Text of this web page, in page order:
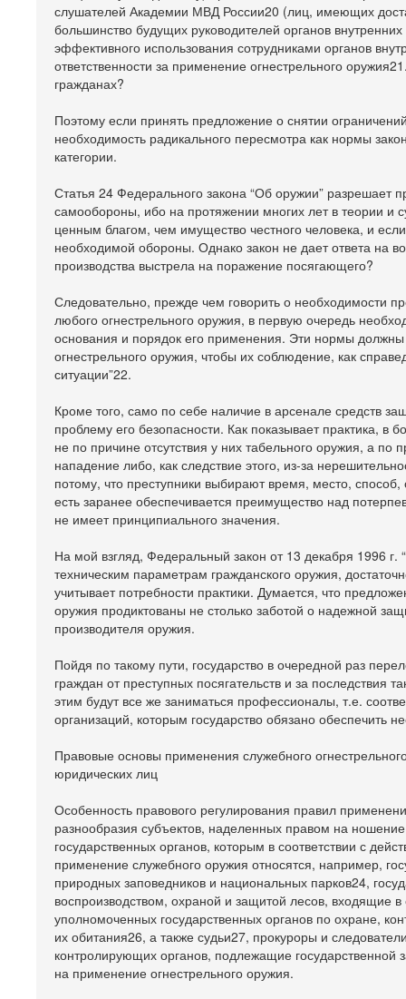
слушателей Академии МВД России20 (лиц, имеющих
большинство будущих руководителей органов
эффективного использования сотрудниками органов
ответственности за применение огнестрельного
гражданах?
Поэтому если принять предложение о снятии
необходимость радикального пересмотра как нормы
категории.
Статья 24 Федерального закона “Об оружии” разрешает
самообороны, ибо на протяжении многих лет в теории и
ценным благом, чем имущество честного человека, и
необходимой обороны. Однако закон не дает ответа на
производства выстрела на поражение посягающего?
Следовательно, прежде чем говорить о необходимости
любого огнестрельного оружия, в первую очередь
основания и порядок его применения. Эти нормы
огнестрельного оружия, чтобы их соблюдение, как
ситуации”22.
Кроме того, само по себе наличие в арсенале средств
проблему его безопасности. Как показывает практика, в
не по причине отсутствия у них табельного оружия, а по
нападение либо, как следствие этого, из-за
потому, что преступники выбирают время, место,
есть заранее обеспечивается преимущество над
не имеет принципиального значения.
На мой взгляд, Федеральный закон от 13 декабря 1996 г.
техническим параметрам гражданского оружия,
учитывает потребности практики. Думается, что
оружия продиктованы не столько заботой о надежной
производителя оружия.
Пойдя по такому пути, государство в очередной раз
граждан от преступных посягательств и за последствия
этим будут все же заниматься профессионалы, т.е.
организаций, которым государство обязано обеспечить
Правовые основы применения служебного
юридических лиц
Особенность правового регулирования правил
разнообразия субъектов, наделенных правом на
государственных органов, которым в соответствии с
применение служебного оружия относятся, например,
природных заповедников и национальных парков24,
воспроизводством, охраной и защитой лесов, входящие
уполномоченных государственных органов по охране,
их обитания26, а также судьи27, прокуроры и
контролирующих органов, подлежащие
на применение огнестрельного оружия.